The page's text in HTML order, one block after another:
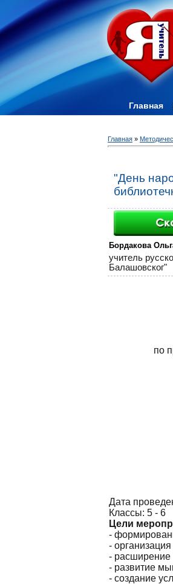
Главная
Главная »
"День
Бордакова
учитель
Балашовског"
по
Дата
Классы: 5 - 6
Цели
-
-
- расширение
- развитие
- создание